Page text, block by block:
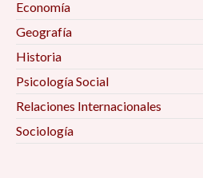
Habitabilidad en el Espacio
pm
Para empezar a negarlo
Economía
Geografía
Historia
Psicología Social
Relaciones Internacionales
Sociología